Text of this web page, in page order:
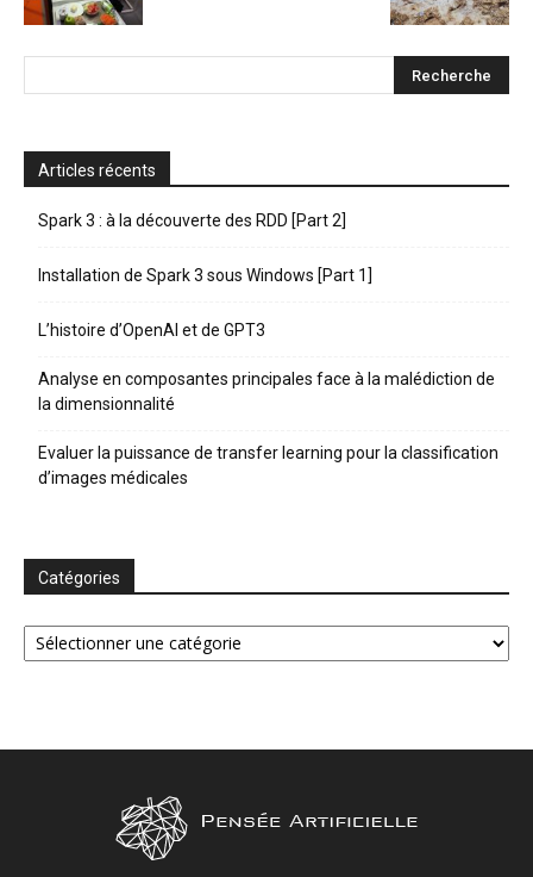
Articles récents
Spark 3 : à la découverte des RDD [Part 2]
Installation de Spark 3 sous Windows [Part 1]
L’histoire d’OpenAI et de GPT3
Analyse en composantes principales face à la malédiction de
la dimensionnalité
Evaluer la puissance de transfer learning pour la classification
d’images médicales
Catégories
Catégories